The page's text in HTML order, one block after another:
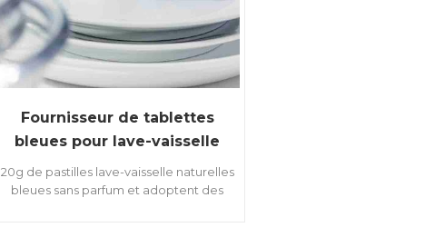
Fournisseur de tablettes
bleues pour lave-vaisselle
20g de pastilles lave-vaisselle naturelles
bleues sans parfum et adoptent des